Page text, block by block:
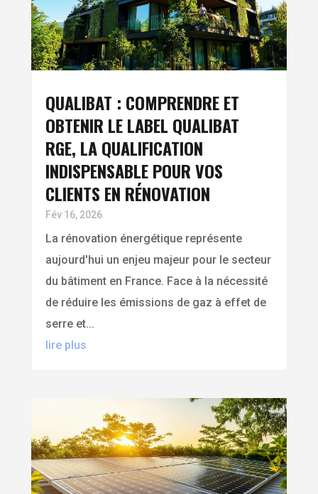
QUALIBAT : COMPRENDRE ET
OBTENIR LE LABEL QUALIBAT
RGE, LA QUALIFICATION
INDISPENSABLE POUR VOS
CLIENTS EN RÉNOVATION
Fév 16, 2026
La rénovation énergétique représente
aujourd'hui un enjeu majeur pour le secteur
du bâtiment en France. Face à la nécessité
de réduire les émissions de gaz à effet de
serre et...
lire plus